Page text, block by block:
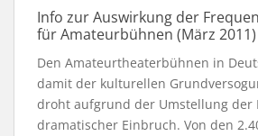
Info zur Auswirkung der
für Amateurbühnen (März 2011)
Den Amateurtheaterbühnen in
damit der kulturellen
droht aufgrund der Umstellung der
dramatischer Einbruch. Von den